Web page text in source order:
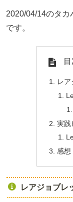
2020/04/14のタカ
です。
レ
実践
感想
レアジョブレ